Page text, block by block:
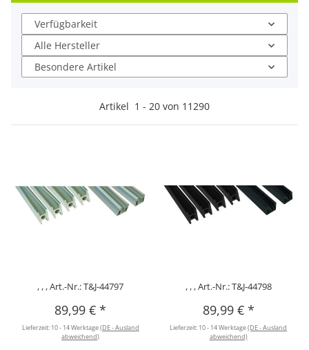
Verfügbarkeit
Alle Hersteller
Besondere Artikel
Artikel 1 - 20 von 11290
, , , Art.-Nr.: T&J-44797
89,99 €*
Lieferzeit: 10 - 14 Werktage(DE - Ausland
abweichend)
, , , Art.-Nr.: T&J-44798
89,99 € *
Lieferzeit: 10 - 14 Werktage(DE - Ausland
abweichend)